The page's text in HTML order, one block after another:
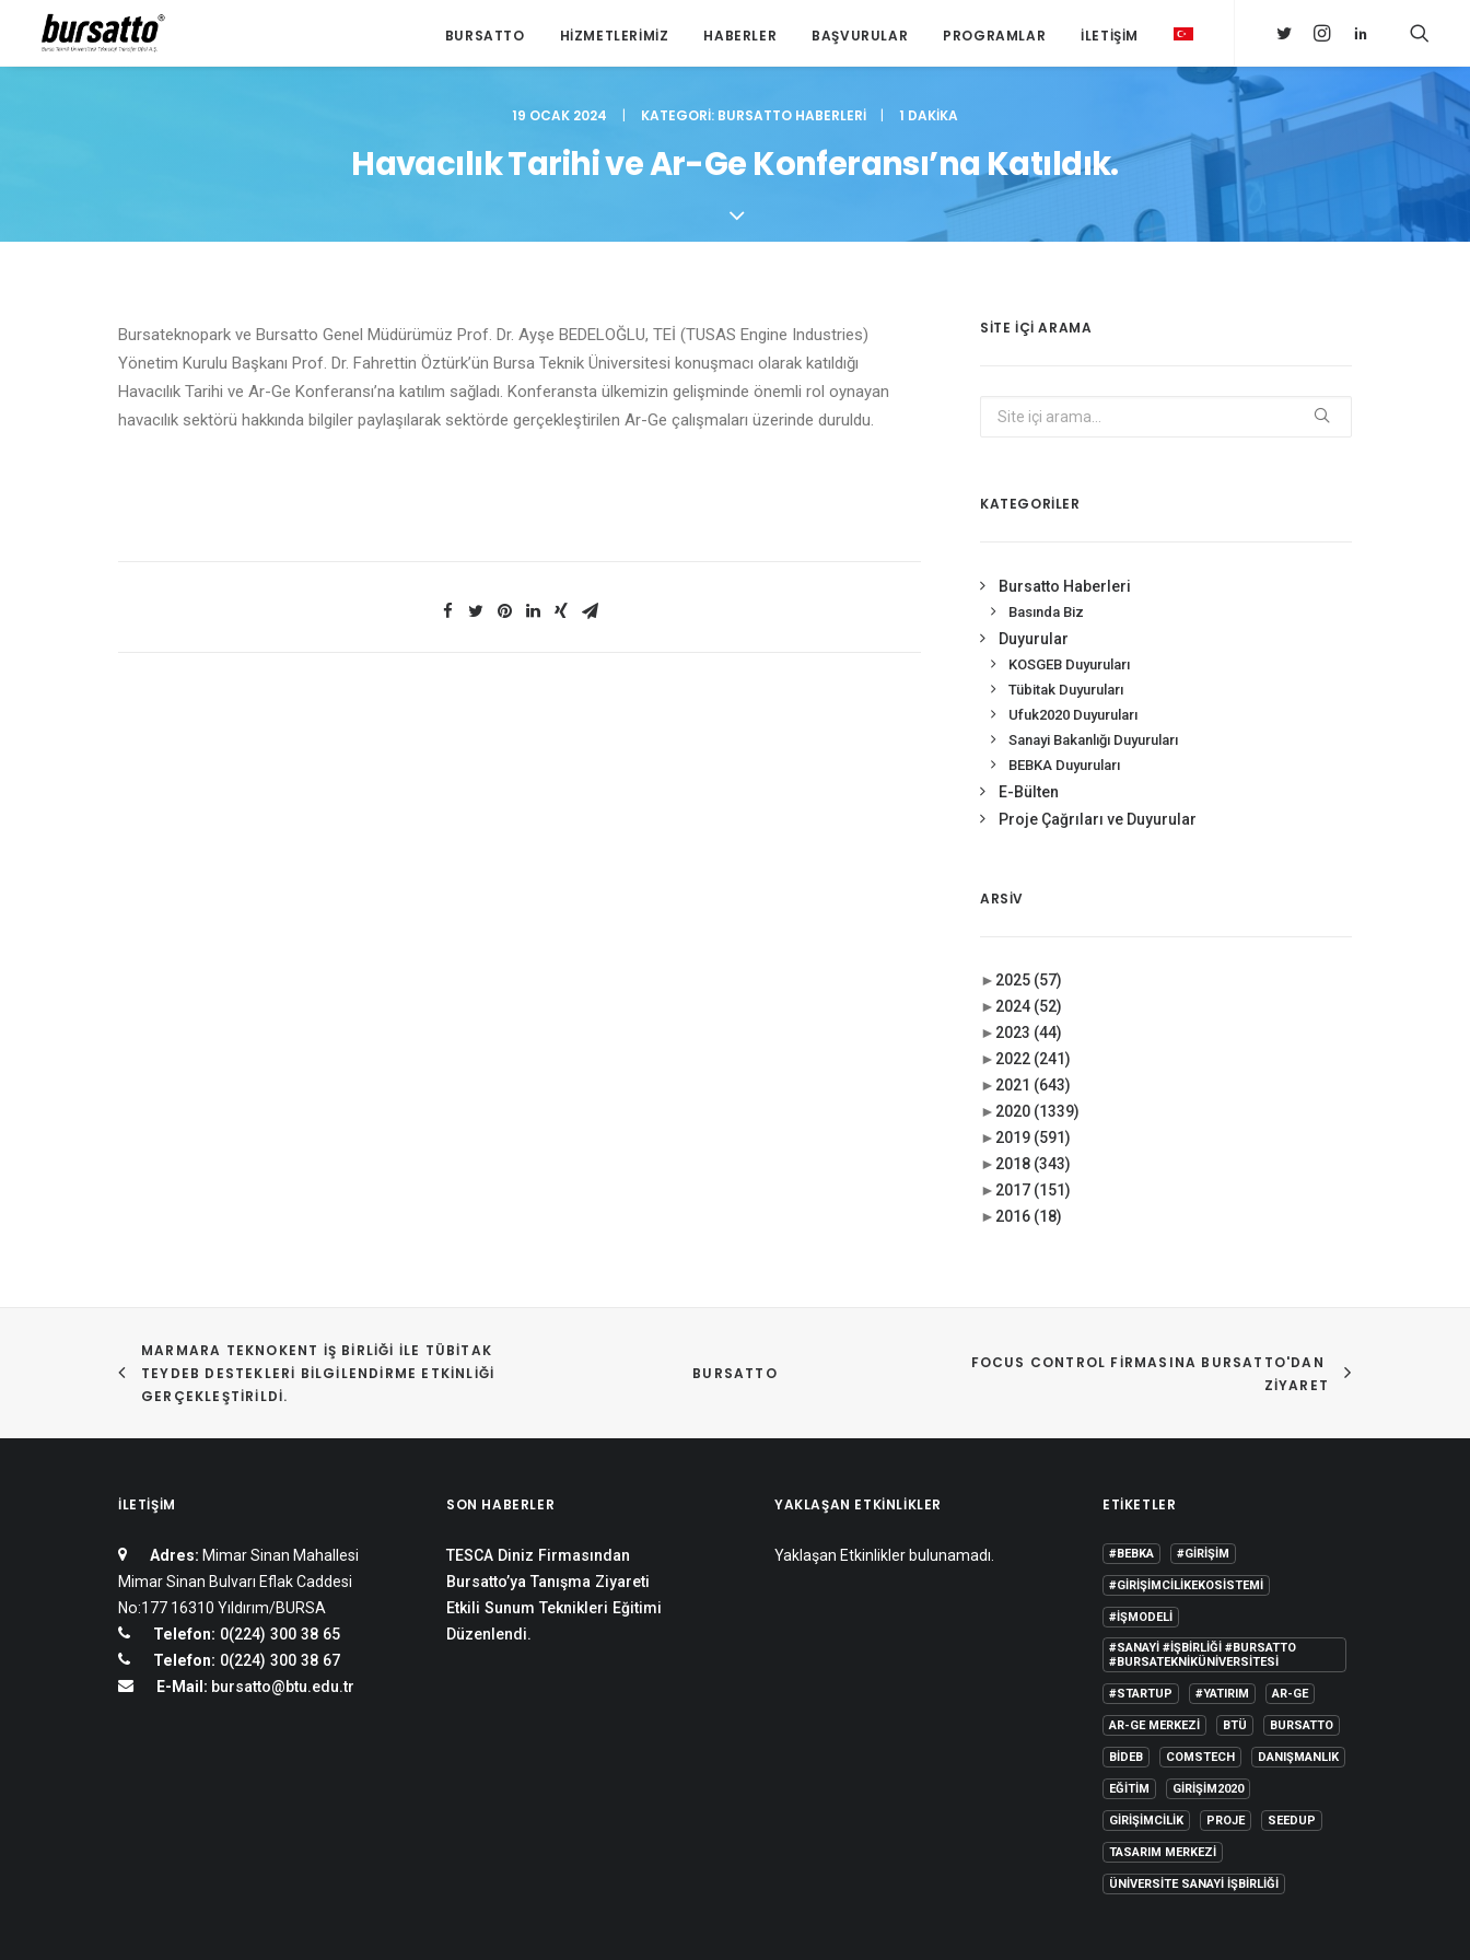
BURSATTO HIZMETLERIMIZ HABERLER BAŞVURULAR PROGRAMLAR İLETIŞIM
19 OCAK 2024 | KATEGORI: BURSATTO HABERLERI | 1 DAKIKA
Havacılık Tarihi ve Ar-Ge Konferansı’na Katıldık.
Bursateknopark ve Bursatto Genel Müdürümüz Prof. Dr. Ayşe BEDELOĞLU, TEİ (TUSAS Engine Industries)
Yönetim Kurulu Başkanı Prof. Dr. Fahrettin Öztürk’ün Bursa Teknik Üniversitesi konuşmacı olarak katıldığı
Havacılık Tarihi ve Ar-Ge Konferansı’na katılım sağladı. Konferansta ülkemizin gelişminde önemli rol oynayan
havacılık sektörü hakkında bilgiler paylaşılarak sektörde gerçekleştirilen Ar-Ge çalışmaları üzerinde duruldu.
SITE IÇI ARAMA
KATEGORİLER
Bursatto Haberleri
Basında Biz
Duyurular
KOSGEB Duyuruları
Tübitak Duyuruları
Ufuk2020 Duyuruları
Sanayi Bakanlığı Duyuruları
BEBKA Duyuruları
E-Bülten
Proje Çağrıları ve Duyurular
ARSIV
► 2025 (57)
► 2024 (52)
► 2023 (44)
► 2022 (241)
► 2021 (643)
► 2020 (1339)
► 2019 (591)
► 2018 (343)
► 2017 (151)
► 2016 (18)
MARMARA TEKNOKENT İŞ BIRLIĞI ILE TÜBİTAK
TEYDEB DESTEKLERI BILGILENDIRME ETKINLIĞI
GERÇEKLEŞTIRILDI.
BURSATTO
FOCUS CONTROL FIRMASINA BURSATTO'DAN
ZIYARET
İLETIŞIM
Adres: Mimar Sinan Mahallesi
Mimar Sinan Bulvarı Eflak Caddesi
No:177 16310 Yıldırım/BURSA
Telefon: 0(224) 300 38 65
Telefon: 0(224) 300 38 67
E-Mail: bursatto@btu.edu.tr
SON HABERLER
TESCA Diniz Firmasından
Bursatto’ya Tanışma Ziyareti
Etkili Sunum Teknikleri Eğitimi
Düzenlendi.
YAKLAŞAN ETKINLIKLER
Yaklaşan Etkinlikler bulunamadı.
ETIKETLER
#BEBKA #GIRIŞIM
#GIRIŞIMCILIKEKOSISTEMI
#IŞMODELI
#SANAYI #IŞBIRLIĞI #BURSATTO
#BURSATEKNIKÜNIVERSITESI
#STARTUP #YATIRIM AR-GE
AR-GE MERKEZI BTÜ BURSATTO
BİDEB COMSTECH DANIŞMANLIK
EĞITIM GIRIŞIM2020
GIRIŞIMCILIK PROJE SEEDUP
TASARIM MERKEZI
ÜNIVERSITE SANAYI İŞBIRLIĞI